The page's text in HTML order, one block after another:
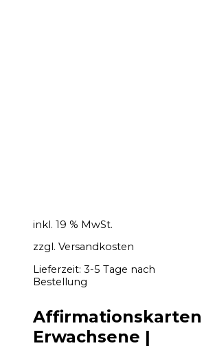
inkl. 19 % MwSt.
zzgl. Versandkosten
Lieferzeit: 3-5 Tage nach
Bestellung
Affirmationskarten
Erwachsene |